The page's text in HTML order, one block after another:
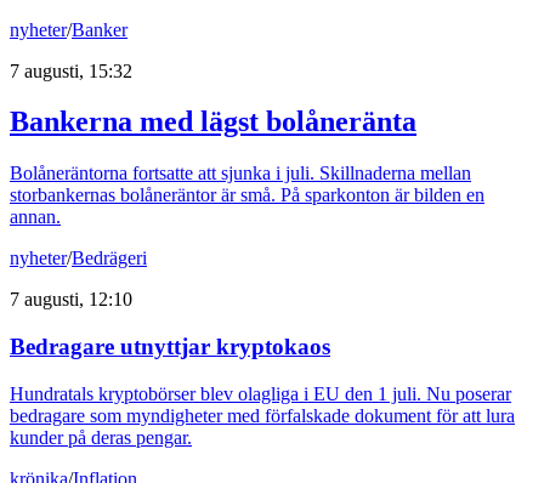
nyheter/Banker
7 augusti, 15:32
Bankerna med lägst bolåneränta
Bolåneräntorna fortsatte att sjunka i juli. Skillnaderna mellan
storbankernas bolåneräntor är små. På sparkonton är bilden en
annan.
nyheter/Bedrägeri
7 augusti, 12:10
Bedragare utnyttjar kryptokaos
Hundratals kryptobörser blev olagliga i EU den 1 juli. Nu poserar
bedragare som myndigheter med förfalskade dokument för att lura
kunder på deras pengar.
krönika/Inflation